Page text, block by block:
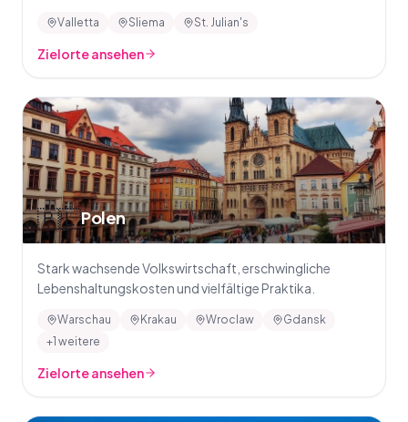
Valletta Sliema St. Julian's
Zielorte ansehen
🇵🇱Polen
Stark wachsende Volkswirtschaft, erschwingliche
Lebenshaltungskosten und vielfältige Praktika.
Warschau Krakau Wroclaw
Gdansk
+1 weitere
Zielorte ansehen